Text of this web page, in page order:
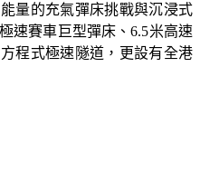
量的充氣彈床挑戰與沉浸式
速賽車巨型彈床、6.5米高速
程式極速隧道，更設有全港